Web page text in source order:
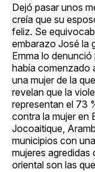
Dejó pasar unos
creía que su
feliz. Se
embarazo José la
Emma lo
había comenzado
una mujer de la
revelan que la
representan el 73
contra la mujer en
Jocoaitique,
municipios con
mujeres agredidas
oriental son las